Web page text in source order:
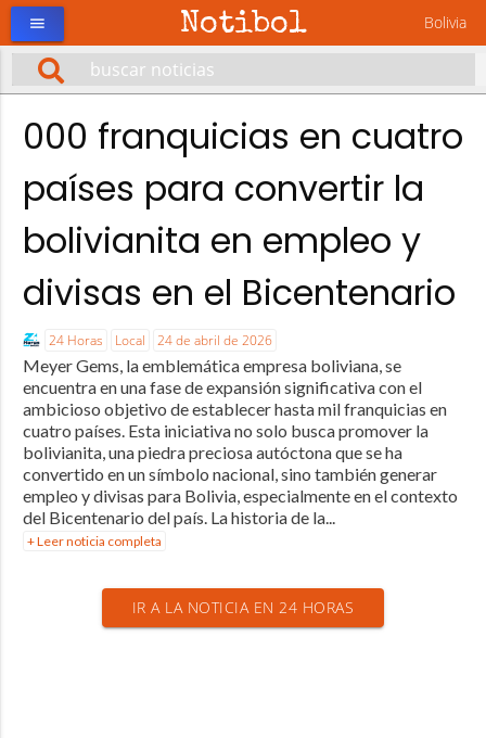
Notibol Bolivia
menu
000 franquicias en cuatro
países para convertir la
bolivianita en empleo y
divisas en el Bicentenario
24 Horas Local 24 de abril de 2026
Meyer Gems, la emblemática empresa boliviana, se
encuentra en una fase de expansión significativa con el
ambicioso objetivo de establecer hasta mil franquicias en
cuatro países. Esta iniciativa no solo busca promover la
bolivianita, una piedra preciosa autóctona que se ha
convertido en un símbolo nacional, sino también generar
empleo y divisas para Bolivia, especialmente en el contexto
del Bicentenario del país. La historia de la...
+ Leer noticia completa
IR A LA NOTICIA EN 24 HORAS